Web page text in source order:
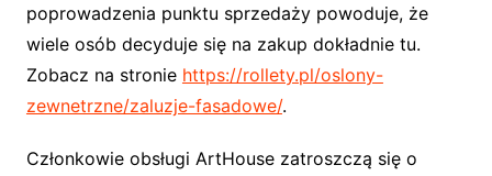
poprowadzenia punktu sprzedaży powoduje, że
wiele osób decyduje się na zakup dokładnie tu.
Zobacz na stronie https://rollety.pl/oslony-
zewnetrzne/zaluzje-fasadowe/.
Członkowie obsługi ArtHouse zatroszczą się o